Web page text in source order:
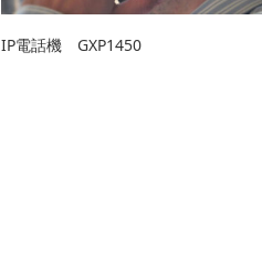
IP電話機 GXP1450